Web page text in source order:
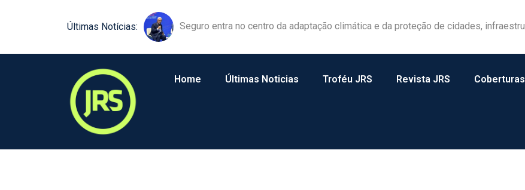
Últimas Notícias: Equipamentos agrícolas ganham protagonismo na gestão de riscos no campo
Home Últimas Noticias Troféu JRS Revista JRS Coberturas